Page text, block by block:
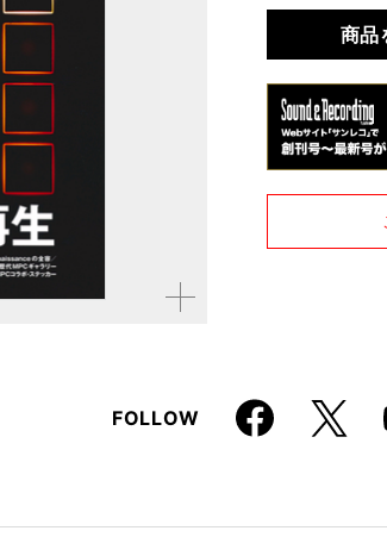
拡大す
雑
仕様 A4
商品
FOLLOWFaceboo
k
X